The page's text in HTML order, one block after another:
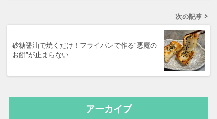
次の記事
砂糖醤油で焼くだけ！フライパンで作る“悪魔の
お餅”が止まらない
アーカイブ